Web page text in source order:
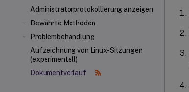
Administratorprotokollierung anzeigen
Bewährte Methoden
Problembehandlung
Aufzeichnung von Linux-Sitzungen
(experimentell)
Dokumentverlauf